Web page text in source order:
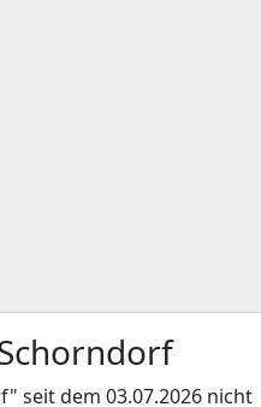
seit dem 03.07.2026 nicht